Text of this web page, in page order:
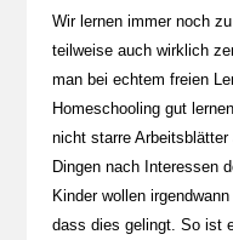
Wir lernen immer noch
teilweise auch wirklich
man bei echtem freien
Homeschooling gut
nicht starre
Dingen nach Interessen
Kinder wollen
dass dies gelingt. So ist